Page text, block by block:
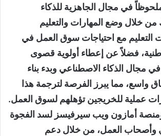
في مجال الجاهزية للذكاء
خلال وضع المهارات والتعليم
التعليم مع احتياجات سوق العمل في
فضلاً عن إعطاء أولوية قصوى
مجال الذكاء الاصطناعي وبدء بناء
واسع، مما يبرز الفرصة لترجمة هذا
عملية للخريجين تؤهلهم لسوق العمل.
أمازون ويب سيرفيسز لسد الفجوة
وأصحاب العمل، من خلال دعم